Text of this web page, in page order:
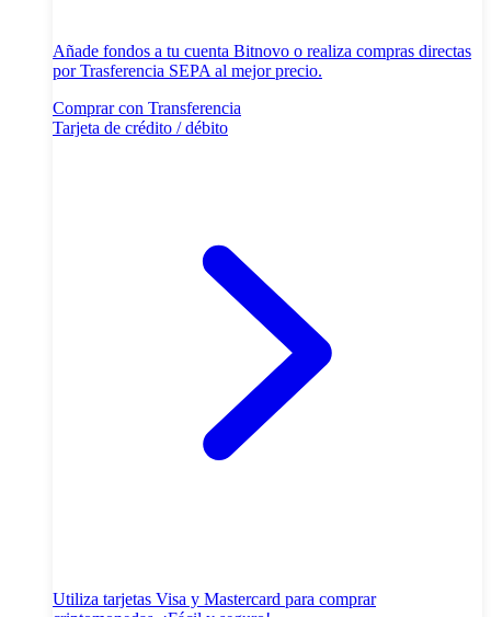
Añade fondos a tu cuenta Bitnovo o realiza compras directas
por Trasferencia SEPA al mejor precio.
Comprar con Transferencia
Tarjeta de crédito / débito
Utiliza tarjetas Visa y Mastercard para comprar